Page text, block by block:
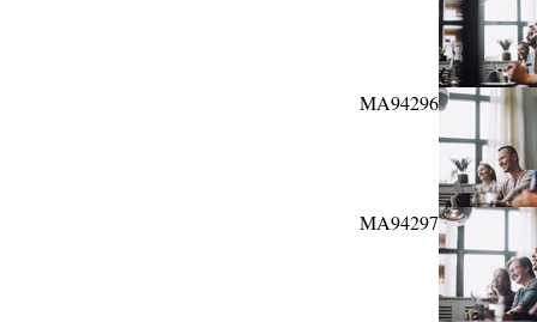
MA94296
MA94297